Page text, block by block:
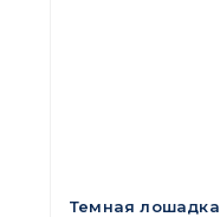
Темная лошадка